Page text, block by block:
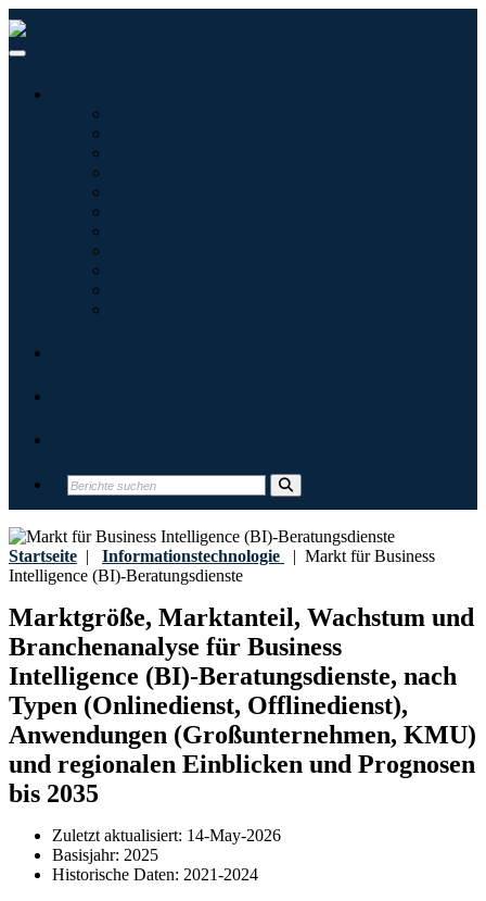
Startseite | Informationstechnologie | Markt für Business
Intelligence (BI)-Beratungsdienste
Marktgröße, Marktanteil, Wachstum und
Branchenanalyse für Business
Intelligence (BI)-Beratungsdienste, nach
Typen (Onlinedienst, Offlinedienst),
Anwendungen (Großunternehmen, KMU)
und regionalen Einblicken und Prognosen
bis 2035
Zuletzt aktualisiert: 14-May-2026
Basisjahr: 2025
Historische Daten: 2021-2024